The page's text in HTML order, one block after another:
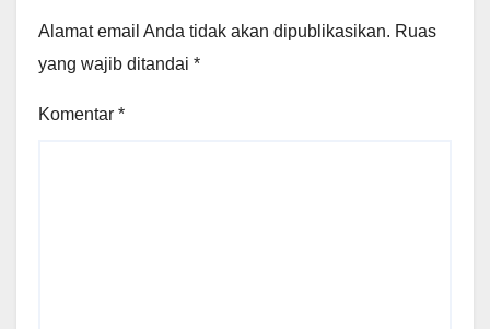
Alamat email Anda tidak akan dipublikasikan. Ruas
yang wajib ditandai *
Komentar *